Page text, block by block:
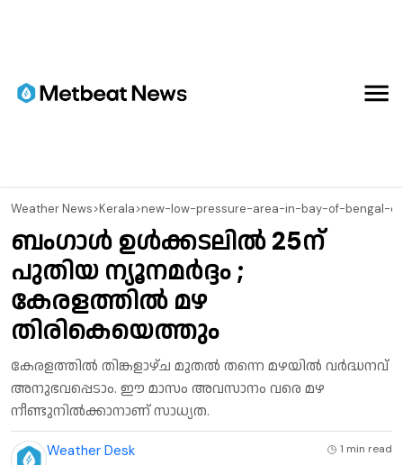
⁠Weather News>Kerala>new-low-pressure-area-in-bay-of-bengal-
ബംഗാൾ ഉൾക്കടലിൽ 25ന്
പുതിയ ന്യൂനമർദ്ദം ;
കേരളത്തിൽ മഴ
തിരികെയെത്തും
കേരളത്തിൽ തിങ്കളാഴ്ച മുതൽ തന്നെ മഴയിൽ വർദ്ധനവ്
അനുഭവപ്പെടാം. ഈ മാസം അവസാനം വരെ മഴ
നീണ്ടുനിൽക്കാനാണ് സാധ്യത.
Weather Desk 1 min read